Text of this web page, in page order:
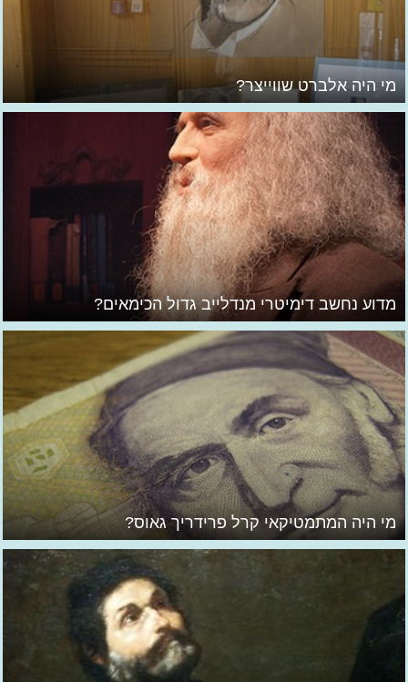
מי היה אלברט שווייצר?
מדוע נחשב דימיטרי מנדלייב גדול הכימאים?
מי היה המתמטיקאי קרל פרידריך גאוס?